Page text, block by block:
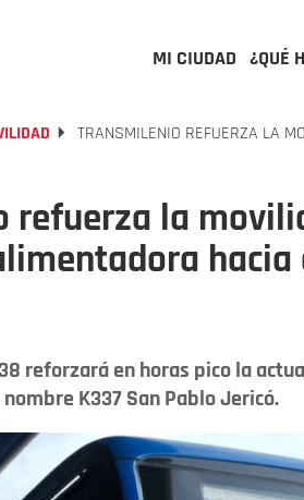
MI CIUDAD ¿QUÉ
TRANSMILENIO REFUERZA LA
refuerza la
reforzará en horas pico la
K337 San Pablo Jericó.